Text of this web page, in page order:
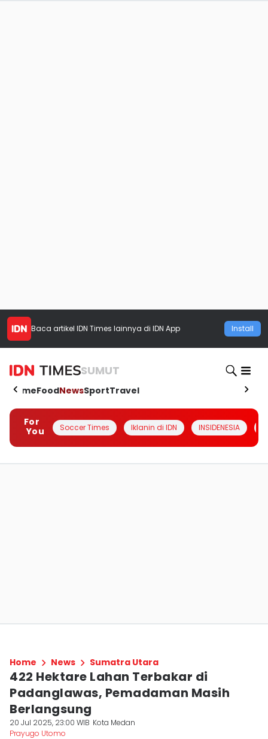
Baca artikel IDN Times lainnya di IDN App Install
SUMUT
HomeFoodNewsSportTravel
For
You
Soccer Times Iklanin di IDN INSIDENESIA
Home News Sumatra Utara
422 Hektare Lahan Terbakar di
Padanglawas, Pemadaman Masih
Berlangsung
20 Jul 2025, 23:00 WIB Kota Medan
Prayugo Utomo